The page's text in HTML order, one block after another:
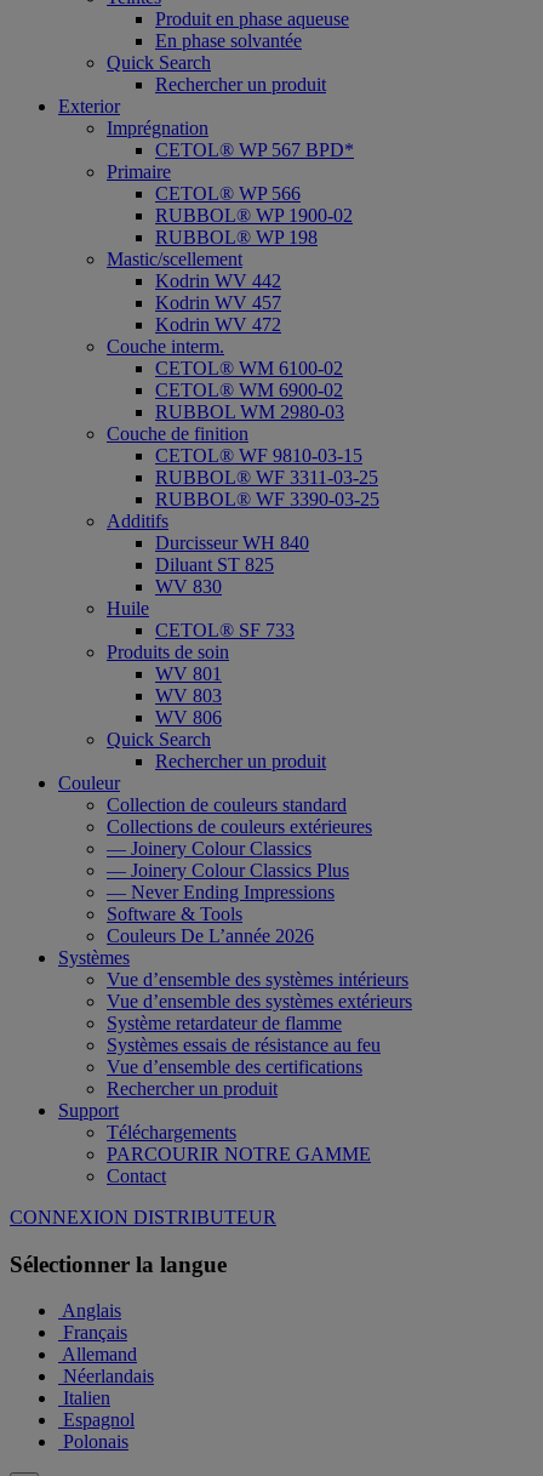
Produit en phase aqueuse
En phase solvantée
Quick Search
Rechercher un produit
Exterior
Imprégnation
CETOL® WP 567 BPD*
Primaire
CETOL® WP 566
RUBBOL® WP 1900-02
RUBBOL® WP 198
Mastic/scellement
Kodrin WV 442
Kodrin WV 457
Kodrin WV 472
Couche interm.
CETOL® WM 6100-02
CETOL® WM 6900-02
RUBBOL WM 2980-03
Couche de finition
CETOL® WF 9810-03-15
RUBBOL® WF 3311-03-25
RUBBOL® WF 3390-03-25
Additifs
Durcisseur WH 840
Diluant ST 825
WV 830
Huile
CETOL® SF 733
Produits de soin
WV 801
WV 803
WV 806
Quick Search
Rechercher un produit
Couleur
Collection de couleurs standard
Collections de couleurs extérieures
— Joinery Colour Classics
— Joinery Colour Classics Plus
— Never Ending Impressions
Software & Tools
Couleurs De L’année 2026
Systèmes
Vue d’ensemble des systèmes intérieurs
Vue d’ensemble des systèmes extérieurs
Système retardateur de flamme
Systèmes essais de résistance au feu
Vue d’ensemble des certifications
Rechercher un produit
Support
Téléchargements
PARCOURIR NOTRE GAMME
Contact
CONNEXION DISTRIBUTEUR
Sélectionner la langue
Anglais
Français
Allemand
Néerlandais
Italien
Espagnol
Polonais